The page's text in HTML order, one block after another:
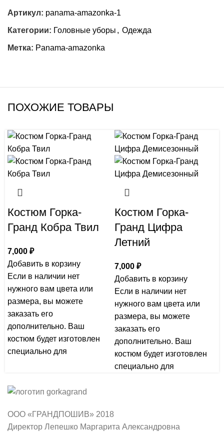
Артикул: panama-amazonka-1
Категории: Головные уборы , Одежда
Метка: Panama-amazonka
ПОХОЖИЕ ТОВАРЫ
Костюм Горка-
Гранд Кобра Твил
7,000 ₽
Добавить в корзину
Если в наличии нет
нужного вам цвета или
размера, вы можете
заказать его
дополнительно. Ваш
костюм будет изготовлен
специально для
Костюм Горка-
Гранд Цифра
Летний
7,000 ₽
Добавить в корзину
Если в наличии нет
нужного вам цвета или
размера, вы можете
заказать его
дополнительно. Ваш
костюм будет изготовлен
специально для
ООО «ГРАНДПОШИВ» 2018
Директор Лепешко Маргарита Александровна